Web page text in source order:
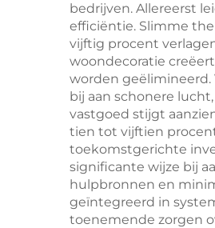
bedrijven. Allereerst
efficiëntie. Slimme
vijftig procent
woondecoratie
worden geëlimineerd.
bij aan schonere
vastgoed stijgt
tien tot vijftien
toekomstgerichte
significante wijze bij
hulpbronnen en
geïntegreerd in
toenemende zorgen